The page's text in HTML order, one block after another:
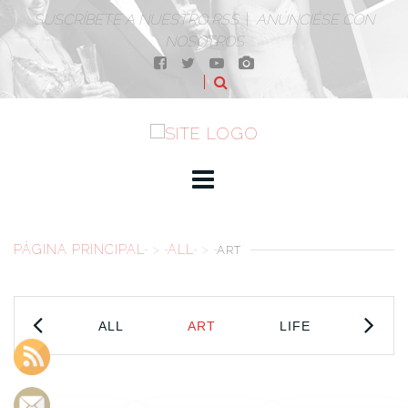
SUSCRÍBETE A NUESTRO RSS| ANÚNCIÉSE CON
NOSOTROS
PÁGINA PRINCIPAL > ALL > ART
ALL ART LIFE